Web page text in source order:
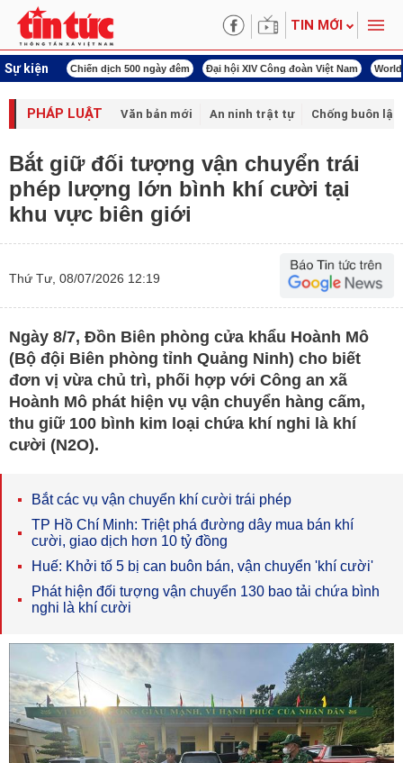
TIN MỚI
Sự kiện
mạng Chiến dịch 500 ngày đêm Đại hội XIV Công đoàn Việt Nam World
PHÁP LUẬT Văn bản mới An ninh trật tự Chống buôn
Bắt giữ đối tượng vận chuyển trái
phép lượng lớn bình khí cười tại
khu vực biên giới
Thứ Tư, 08/07/2026 12:19
Ngày 8/7, Đồn Biên phòng cửa khẩu Hoành Mô
(Bộ đội Biên phòng tỉnh Quảng Ninh) cho biết
đơn vị vừa chủ trì, phối hợp với Công an xã
Hoành Mô phát hiện vụ vận chuyển hàng cấm,
thu giữ 100 bình kim loại chứa khí nghi là khí
cười (N2O).
Bắt các vụ vận chuyển khí cười trái phép
TP Hồ Chí Minh: Triệt phá đường dây mua bán khí
cười, giao dịch hơn 10 tỷ đồng
Huế: Khởi tố 5 bị can buôn bán, vận chuyển 'khí cười'
Phát hiện đối tượng vận chuyển 130 bao tải chứa bình
nghi là khí cười